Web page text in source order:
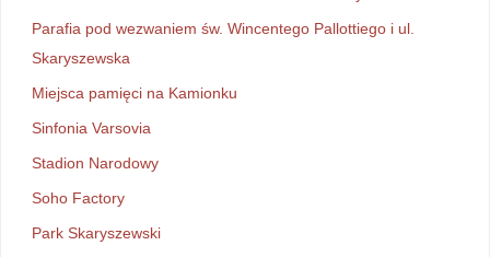
Parafia pod wezwaniem św. Wincentego Pallottiego i ul.
Skaryszewska
Miejsca pamięci na Kamionku
Sinfonia Varsovia
Stadion Narodowy
Soho Factory
Park Skaryszewski